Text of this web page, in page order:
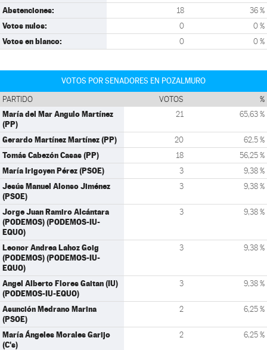
Abstenciones: 18 36 %
Votos nulos: 0 0 %
Votos en blanco: 0 0 %
VOTOS POR SENADORES EN POZALMURO
PARTIDO VOTOS %
María del Mar Angulo Martínez
(PP)
21 65,63 %
Gerardo Martínez Martínez (PP) 20 62,5 %
Tomás Cabezón Casas (PP) 18 56,25 %
María Irigoyen Pérez (PSOE) 3 9,38 %
Jesús Manuel Alonso Jiménez
(PSOE)
3 9,38 %
Jorge Juan Ramiro Alcántara
(PODEMOS) (PODEMOS-IU-
EQUO)
3 9,38 %
Leonor Andrea Lahoz Goig
(PODEMOS) (PODEMOS-IU-
EQUO)
3 9,38 %
Angel Alberto Flores Gaitan (IU)
(PODEMOS-IU-EQUO)
3 9,38 %
Asunción Medrano Marina
(PSOE)
2 6,25 %
María Ángeles Morales Garijo
(C's)
2 6,25 %